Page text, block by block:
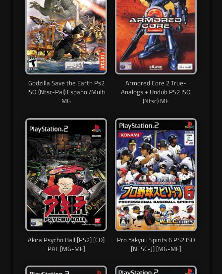
Godzilla Save the Earth Ps2
ISO (Ntsc-Pal) Español/Multi
MG
Armored Core 2 True-
Analogs + Undub PS2 ISO
(Ntsc) MF
Akira Psycho Ball [PS2] [CD]
PAL [MG-MF]
Pro Yakyuu Spirits 6 PS2 ISO
[NTSC-J] [MG-MF]